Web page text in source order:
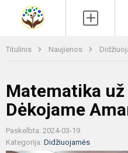
Titulinis Naujienos
Matematika
Dėkojame
Paskelbta: 2024-03-19
Kategorija: Didžiuojamės